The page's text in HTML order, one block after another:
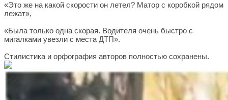
«Это же на какой скорости он летел? Матор с коробкой рядом
лежат»,
«Была только одна скорая. Водителя очень быстро с
мигалками увезли с места ДТП».
Стилистика и орфография авторов полностью сохранены.